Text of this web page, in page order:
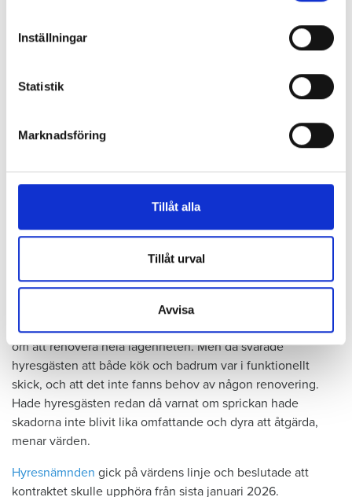
Ta reda på mer om hur dina personliga uppgifter
Du kan ändra eller dra tillbaka ditt samtycke när som
Vi använder enhetsidentifierare för att anpassa innehållet
för sociala medier och analysera vår trafik. Vi
vidarebefordrar även sådana identifierare och annan
annons- och analysföretag som vi samarbetar med.
Dessa kan i sin tur kombinera informationen med annan
samlat in när du har använt deras tjänster.
Inställningar
Statistik
Marknadsföring
Tillåt alla
Tillåt urval
Avvisa
Hyresgästen borde ha upptäckt och larmat om glipan i duschväggen, menar
domstolarna.
han bott där varken gjort några inspektioner eller något
underhåll av badrummet, och att det är anledningen till att
att upptäcka, menar han.
Tyckte inte renovering var nödvändig
Värden har en annan uppfattning, och påpekar att företaget
redan 2024 vände sig till hyresgästen med ett erbjudande
om att renovera hela lägenheten. Men då svarade
hyresgästen att både kök och badrum var i funktionellt
skick, och att det inte fanns behov av någon renovering.
Hade hyresgästen redan då varnat om sprickan hade
skadorna inte blivit lika omfattande och dyra att åtgärda,
menar värden.
Hyresnämnden gick på värdens linje och beslutade att
kontraktet skulle upphöra från sista januari 2026.